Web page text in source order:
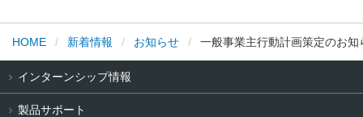
HOME 新着情報 お知らせ 一般事業主行動計画策定のお知
インターンシップ情報
製品サポート